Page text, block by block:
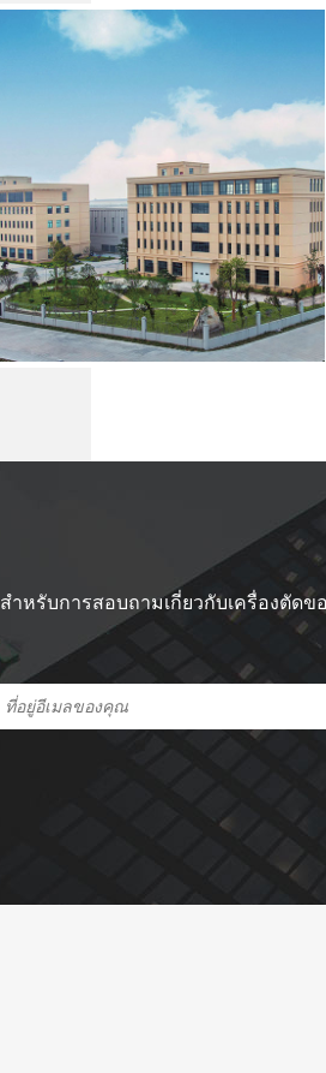
สำหรับการสอบถามเกี่ยวกับเครื่องตัด